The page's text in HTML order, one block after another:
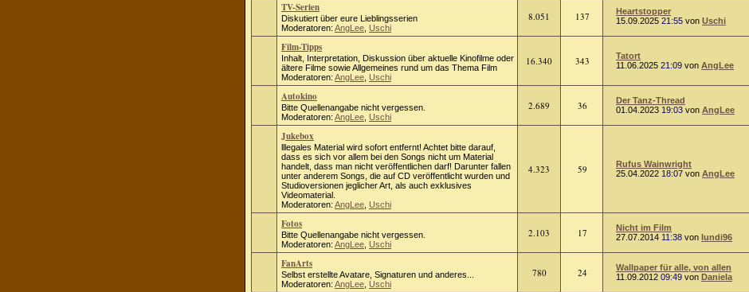
TV-Serien
Diskutiert über eure Lieblingsserien
Moderatoren: AngLee Uschi
8.051 137
Heartstopper
15.09.2025 21:55 von Uschi
Film-Tipps
Inhalt, Interpretation, Diskussion über aktuelle Kinofilme oder
ältere Filme sowie Allgemeines rund um das Thema Film
Moderatoren: AngLee Uschi
16.340 343
Tatort
11.06.2025 21:09 von AngLee
Autokino
Bitte Quellenangabe nicht vergessen.
Moderatoren: AngLee Uschi
2.689 36
Der Tanz-Thread
01.04.2023 19:03 von AngLee
Jukebox
lllegales Material wird sofort entfernt! Achtet bitte darauf,
dass es sich vor allem bei den Songs nicht um Material
handelt, dass man nicht veröffentlichen darf! Darunter fallen
unter anderem Songs, die auf CD veröffentlicht wurden und
Studioversionen jeglicher Art, als auch exklusives
Videomaterial.
Moderatoren: AngLee Uschi
4.323 59
Rufus Wainwright
25.04.2022 18:07 von AngLee
Fotos
Bitte Quellenangabe nicht vergessen.
Moderatoren: AngLee Uschi
2.103 17
Nicht im Film
27.07.2014 11:38 von lundi96
FanArts
Selbst erstellte Avatare, Signaturen und anderes...
Moderatoren: AngLee Uschi
780 24
Wallpaper für alle, von allen
11.09.2012 09:49 von Daniela